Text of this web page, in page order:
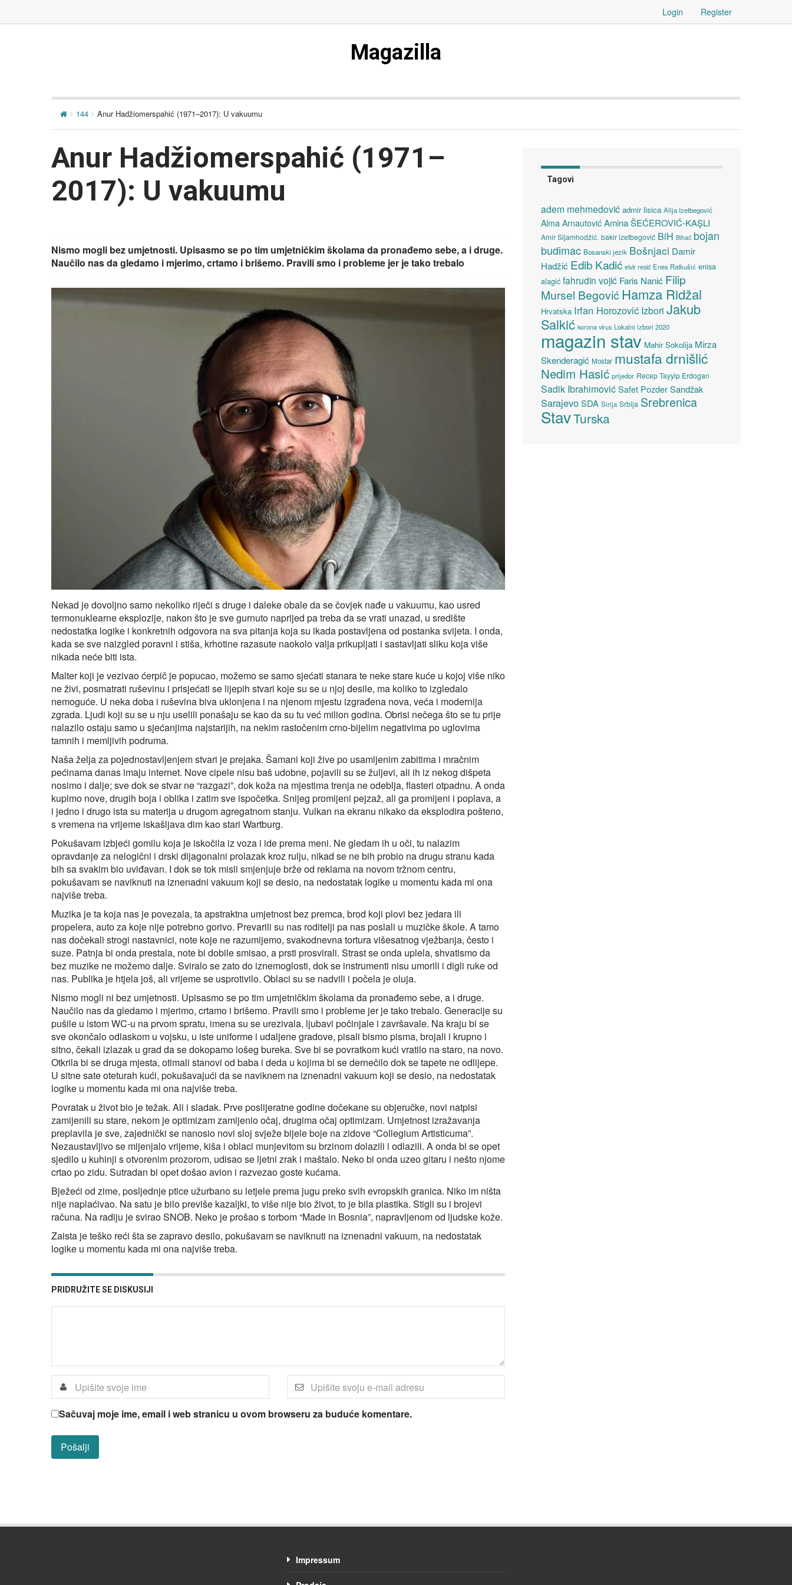
Login Register
Magazilla
144 Anur Hadžiomerspahić (1971–2017): U vakuumu
Anur Hadžiomerspahić (1971–
2017): U vakuumu
Nismo mogli bez umjetnosti. Upisasmo se po tim umjetničkim školama da pronađemo sebe, a i druge.
Naučilo nas da gledamo i mjerimo, crtamo i brišemo. Pravili smo i probleme jer je tako trebalo
Nekad je dovoljno samo nekoliko riječi s druge i daleke obale da se čovjek nađe u vakuumu, kao usred
termonuklearne eksplozije, nakon što je sve gurnuto naprijed pa treba da se vrati unazad, u središte
nedostatka logike i konkretnih odgovora na sva pitanja koja su ikada postavljena od postanka svijeta. I onda,
kada se sve naizgled poravni i stiša, krhotine razasute naokolo valja prikupljati i sastavljati sliku koja više
nikada neće biti ista.
Malter koji je vezivao ćerpič je popucao, možemo se samo sjećati stanara te neke stare kuće u kojoj više niko
ne živi, posmatrati ruševinu i prisjećati se lijepih stvari koje su se u njoj desile, ma koliko to izgledalo
nemoguće. U neka doba i ruševina biva uklonjena i na njenom mjestu izgrađena nova, veća i modernija
zgrada. Ljudi koji su se u nju uselili ponašaju se kao da su tu već milion godina. Obrisi nečega što se tu prije
nalazilo ostaju samo u sjećanjima najstarijih, na nekim rastočenim crno-bijelim negativima po uglovima
tamnih i memljivih podruma.
Naša želja za pojednostavljenjem stvari je prejaka. Šamani koji žive po usamljenim zabitima i mračnim
pećinama danas imaju internet. Nove cipele nisu baš udobne, pojavili su se žuljevi, ali ih iz nekog dišpeta
nosimo i dalje; sve dok se stvar ne “razgazi”, dok koža na mjestima trenja ne odeblja, flasteri otpadnu. A onda
kupimo nove, drugih boja i oblika i zatim sve ispočetka. Snijeg promijeni pejzaž, ali ga promijeni i poplava, a
i jedno i drugo ista su materija u drugom agregatnom stanju. Vulkan na ekranu nikako da eksplodira pošteno,
s vremena na vrijeme iskašljava dim kao stari Wartburg.
Pokušavam izbjeći gomilu koja je iskočila iz voza i ide prema meni. Ne gledam ih u oči, tu nalazim
opravdanje za nelogični i drski dijagonalni prolazak kroz rulju, nikad se ne bih probio na drugu stranu kada
bih sa svakim bio uviđavan. I dok se tok misli smjenjuje brže od reklama na novom tržnom centru,
pokušavam se naviknuti na iznenadni vakuum koji se desio, na nedostatak logike u momentu kada mi ona
najviše treba.
Muzika je ta koja nas je povezala, ta apstraktna umjetnost bez premca, brod koji plovi bez jedara ili
propelera, auto za koje nije potrebno gorivo. Prevarili su nas roditelji pa nas poslali u muzičke škole. A tamo
nas dočekali strogi nastavnici, note koje ne razumijemo, svakodnevna tortura višesatnog vježbanja, često i
suze. Patnja bi onda prestala, note bi dobile smisao, a prsti prosvirali. Strast se onda uplela, shvatismo da
bez muzike ne možemo dalje. Sviralo se zato do iznemoglosti, dok se instrumenti nisu umorili i digli ruke od
nas. Publika je htjela još, ali vrijeme se usprotivilo. Oblaci su se nadvili i počela je oluja.
Nismo mogli ni bez umjetnosti. Upisasmo se po tim umjetničkim školama da pronađemo sebe, a i druge.
Naučilo nas da gledamo i mjerimo, crtamo i brišemo. Pravili smo i probleme jer je tako trebalo. Generacije su
pušile u istom WC-u na prvom spratu, imena su se urezivala, ljubavi počinjale i završavale. Na kraju bi se
sve okončalo odlaskom u vojsku, u iste uniforme i udaljene gradove, pisali bismo pisma, brojali i krupno i
sitno, čekali izlazak u grad da se dokopamo lošeg bureka. Sve bi se povratkom kući vratilo na staro, na novo.
Otkrila bi se druga mjesta, otimali stanovi od baba i deda u kojima bi se dernečilo dok se tapete ne odlijepe.
U sitne sate oteturah kući, pokušavajući da se naviknem na iznenadni vakuum koji se desio, na nedostatak
logike u momentu kada mi ona najviše treba.
Povratak u život bio je težak. Ali i sladak. Prve poslijeratne godine dočekane su objeručke, novi natpisi
zamijenili su stare, nekom je optimizam zamijenio očaj, drugima očaj optimizam. Umjetnost izražavanja
preplavila je sve, zajednički se nanosio novi sloj svježe bijele boje na zidove “Collegium Artisticuma”.
Nezaustavljivo se mijenjalo vrijeme, kiša i oblaci munjevitom su brzinom dolazili i odlazili. A onda bi se opet
sjedilo u kuhinji s otvorenim prozorom, udisao se ljetni zrak i maštalo. Neko bi onda uzeo gitaru i nešto njome
crtao po zidu. Sutradan bi opet došao avion i razvezao goste kućama.
Bježeći od zime, posljednje ptice užurbano su letjele prema jugu preko svih evropskih granica. Niko im ništa
nije naplaćivao. Na satu je bilo previše kazaljki, to više nije bio život, to je bila plastika. Stigli su i brojevi
računa. Na radiju je svirao SNOB. Neko je prošao s torbom “Made in Bosnia”, napravljenom od ljudske kože.
Zaista je teško reći šta se zapravo desilo, pokušavam se naviknuti na iznenadni vakuum, na nedostatak
logike u momentu kada mi ona najviše treba.
PRIDRUŽITE SE DISKUSIJI
Sačuvaj moje ime, email i web stranicu u ovom browseru za buduće komentare.
Tagovi
adem mehmedović admir lisica Alija Izetbegović
Alma Arnautović Amina ŠEĆEROVIĆ-KAŞLI
Amir Sijamhodžić. bakir izetbegović BiH Bihać bojan
budimac Bosanski jezik Bošnjaci Damir
Hadžić Edib Kadić elvir resić Enes Ratkušić enisa
alagić fahrudin vojić Faris Nanić Filip
Mursel Begović Hamza Ridžal
Hrvatska Irfan Horozović Izbori Jakub
Salkić korona virus Lokalni izbori 2020
magazin stav Mahir Sokolija Mirza
Skenderagić Mostar mustafa drnišlić
Nedim Hasić prijedor Recep Tayyip Erdogan
Sadik Ibrahimović Safet Pozder Sandžak
SarajevoSDA Sirija Srbija Srebrenica
StavTurska
Impressum